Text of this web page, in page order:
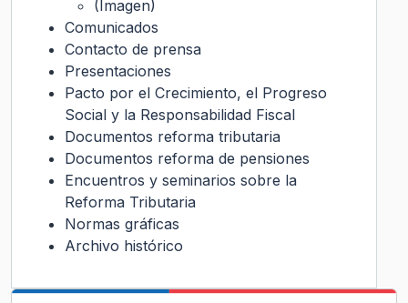
(Imagen)
Comunicados
Contacto de prensa
Presentaciones
Pacto por el Crecimiento, el Progreso
Social y la Responsabilidad Fiscal
Documentos reforma tributaria
Documentos reforma de pensiones
Encuentros y seminarios sobre la
Reforma Tributaria
Normas gráficas
Archivo histórico